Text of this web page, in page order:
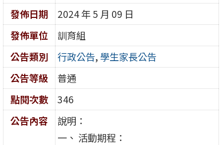
發佈日期
2024 年 5 月 09 日
發佈單位
訓育組
公告類別
行政公告, 學生家長公告
公告等級
普通
點閱次數
346
公告內容
說明：
一、 活動期程：